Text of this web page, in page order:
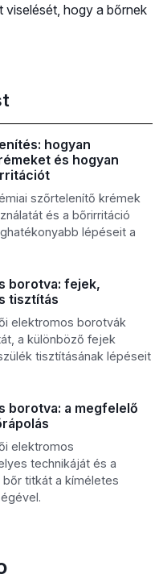
viselését, hogy a bőrnek
hogyan
és hogyan
szőrtelenítő krémek
és a bőrirritáció
lépéseit a
borotva: fejek,
tisztítás
elektromos borotvák
a különböző fejek
tisztításának lépéseit
borotva: a megfelelő
elektromos
technikáját és a
titkát a kíméletes